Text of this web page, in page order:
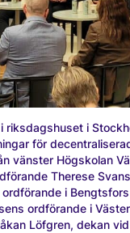
riksdagshuset i
för
vänster Högskolan
Therese
i
ordförande i
Löfgren, dekan